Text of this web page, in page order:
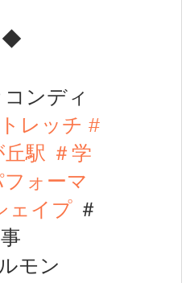
ンディ
レッチ #
駅 ＃学
ォーマ
ェイプ ＃
モン